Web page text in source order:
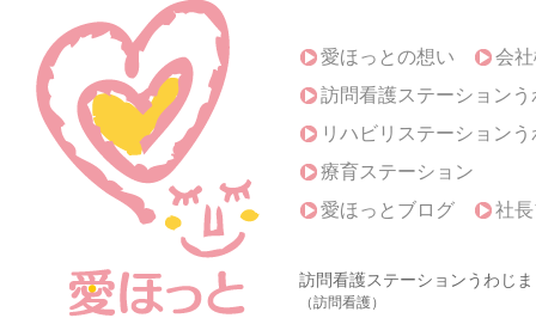
愛ほっとの想い
会
訪問看護ステーションう
リハビリステーション
療育ステーション
愛ほっとブログ
社
訪問看護ステーションうわじま
（訪問看護）